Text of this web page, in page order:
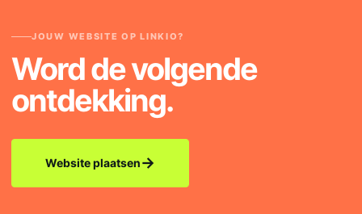
JOUW WEBSITE OP LINKIO?
Word de volgende
ontdekking.
Website plaatsen→